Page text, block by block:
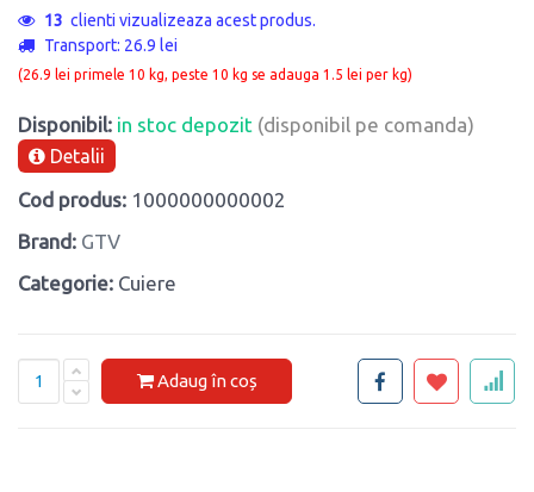
13 clienti vizualizeaza acest produs.
Transport: 26.9 lei
(26.9 lei primele 10 kg, peste 10 kg se adauga 1.5 lei per kg)
Disponibil: in stoc depozit (disponibil pe comanda)
Detalii
Cod produs: 1000000000002
Brand: GTV
Categorie: Cuiere
Adaug în coș